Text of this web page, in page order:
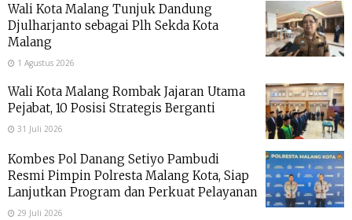
Wali Kota Malang Tunjuk Dandung
Djulharjanto sebagai Plh Sekda Kota
Malang
1 Agustus 2026
Wali Kota Malang Rombak Jajaran Utama
Pejabat, 10 Posisi Strategis Berganti
31 Juli 2026
Kombes Pol Danang Setiyo Pambudi
Resmi Pimpin Polresta Malang Kota, Siap
Lanjutkan Program dan Perkuat Pelayanan
29 Juli 2026